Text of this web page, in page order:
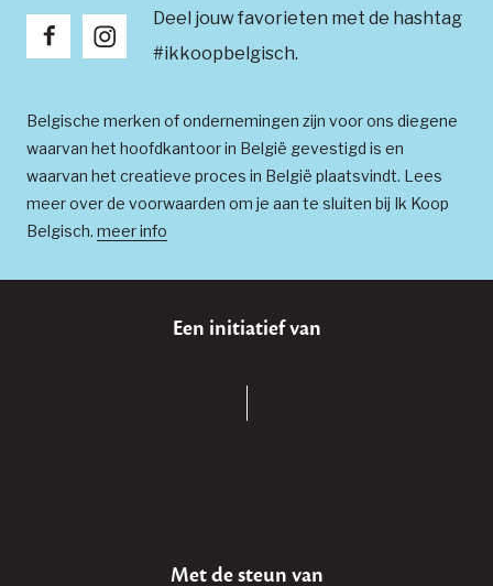
Deel jouw favorieten met de hashtag
#ikkoopbelgisch.
Belgische merken of ondernemingen zijn voor ons diegene
waarvan het hoofdkantoor in België gevestigd is en
waarvan het creatieve proces in België plaatsvindt. Lees
meer over de voorwaarden om je aan te sluiten bij Ik Koop
Belgisch. meer info
Een initiatief van
Met de steun van